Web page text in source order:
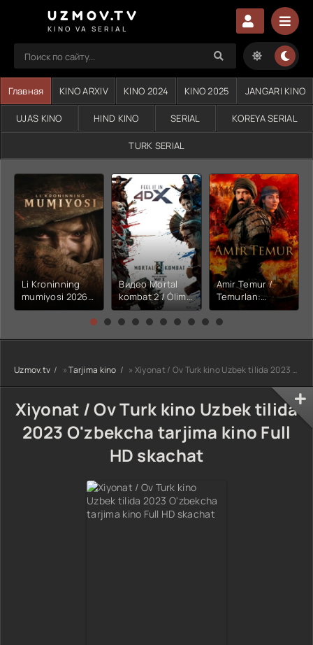
UZMOV.TV
KINO VA SERIAL
Главная KINO ARXIV KINO 2024 KINO 2025 JANGARI KINO
UJAS KINO HIND KINO SERIAL KOREYA SERIAL
TURK SERIAL
Li Kroninning
mumiyosi 2026
(uzbek tilida
kino) tarjima HD
Видео Mortal
kombat 2 / Ólim
jangi 2 (2026)
Uzbek tilida
Amir Temur /
Temurlan:
Fathchining
yuksalishi
tarjima kino Full
HD tas-ix
Uzmov.tv »Tarjima kino » Xiyonat / Ov Turk kino Uzbek tilida 2023 O'zbekcha tarjima kino Full HD skachat
Xiyonat / Ov Turk kino Uzbek tilida
2023 O'zbekcha tarjima kino Full
HD skachat